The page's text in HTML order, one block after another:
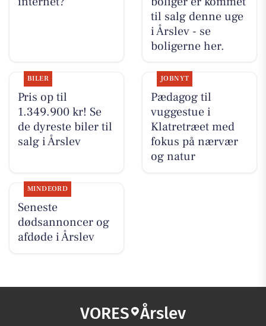
til salg denne uge
i Årslev - se
boligerne her.
BILER
Pris op til
1.349.900 kr! Se
de dyreste biler til
salg i Årslev
JOBNYT
Pædagog til
vuggestue i
Klatretræet med
fokus på nærvær
og natur
MINDEORD
Seneste
dødsannoncer og
afdøde i Årslev
VORES Årslev